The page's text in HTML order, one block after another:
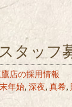
タッフ
店の採用情報
年始, 深夜, 真希,